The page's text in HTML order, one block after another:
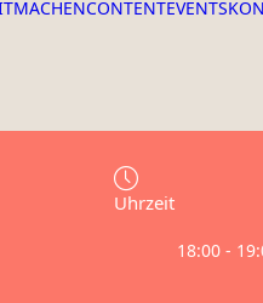
CONTENTEVENTS
Uhrzeit
18:00 -